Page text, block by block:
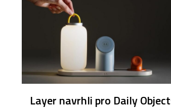
Layer navrhli pro Daily